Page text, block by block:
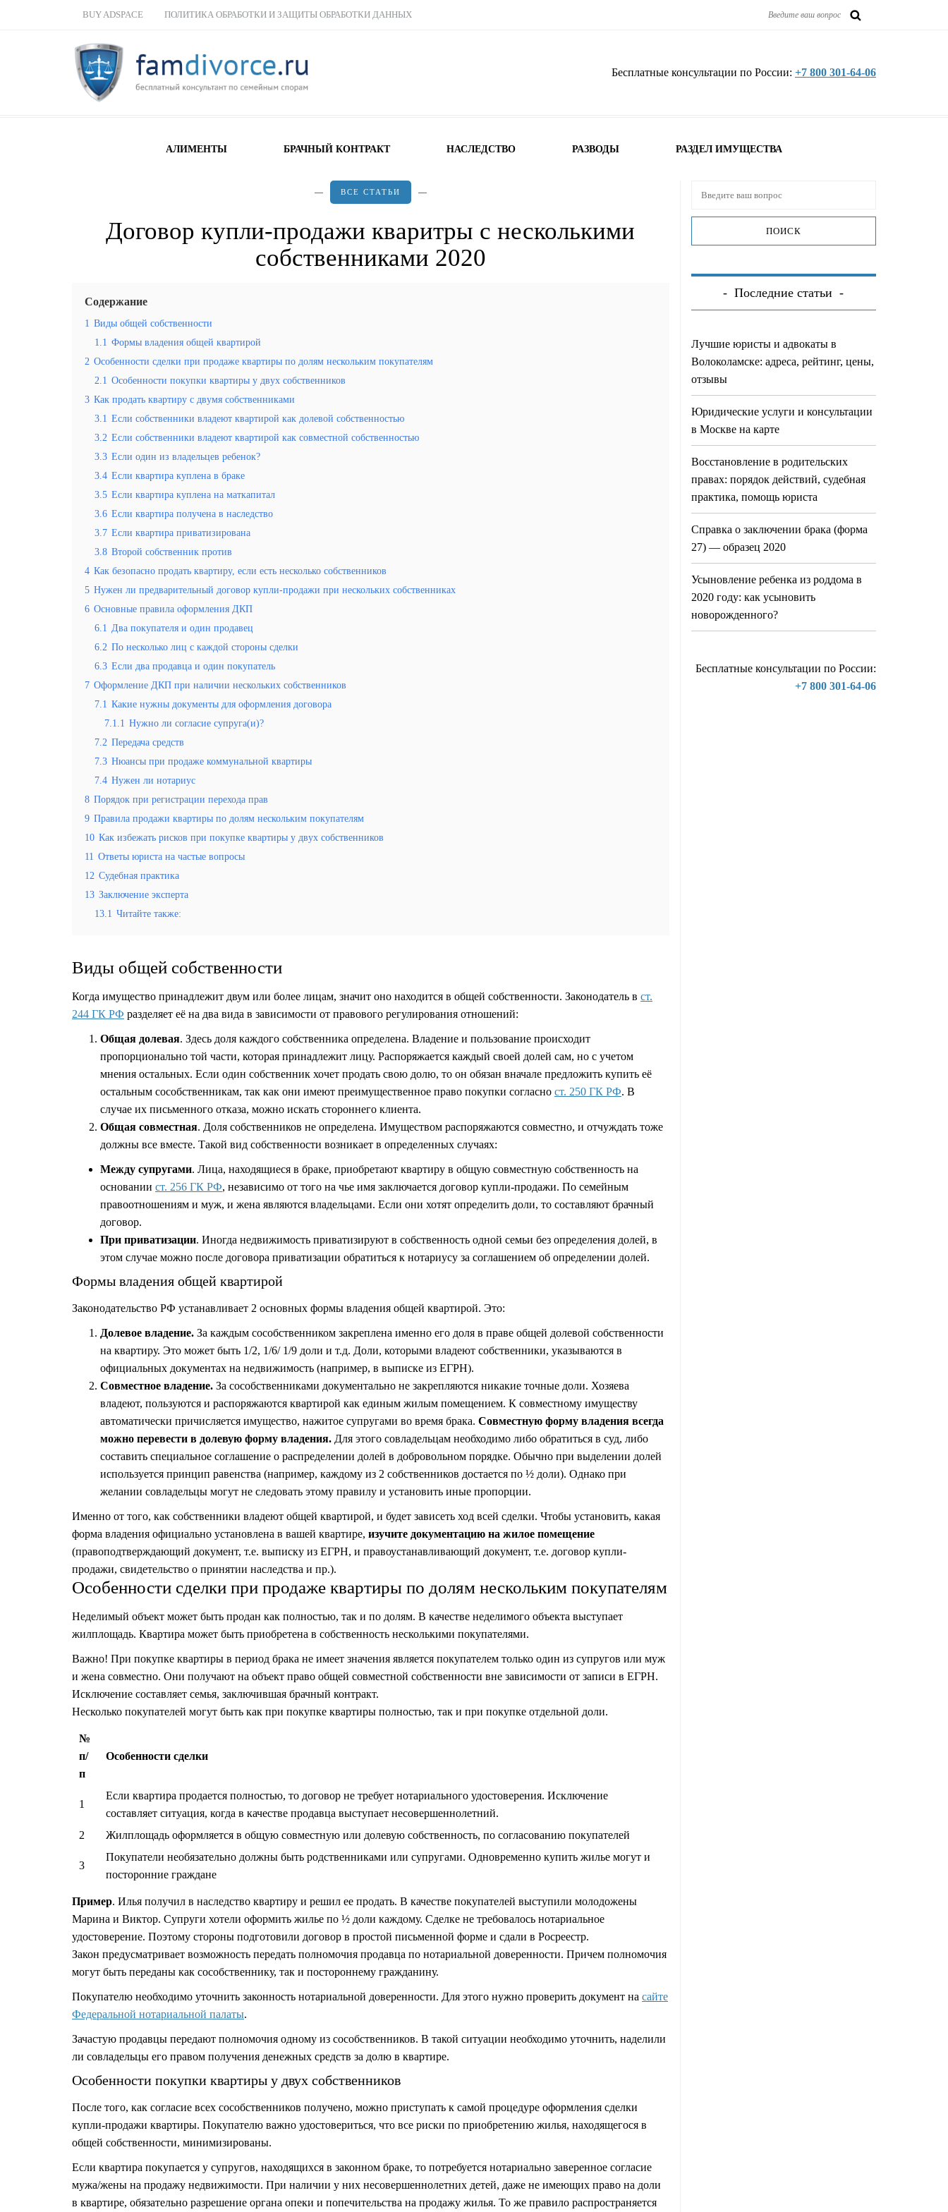
BUY ADSPACE ПОЛИТИКА ОБРАБОТКИ И ЗАЩИТЫ ОБРАБОТКИ ДАННЫХ
Бесплатные консультации по России: +7 800 301-64-06
АЛИМЕНТЫ БРАЧНЫЙ КОНТРАКТ НАСЛЕДСТВО РАЗВОДЫ РАЗДЕЛ ИМУЩЕСТВА
ВСЕ СТАТЬИ
Договор купли-продажи кваритры с несколькими
собственниками 2020
Содержание
1 Виды общей собственности
1.1 Формы владения общей квартирой
2 Особенности сделки при продаже квартиры по долям нескольким покупателям
2.1 Особенности покупки квартиры у двух собственников
3 Как продать квартиру с двумя собственниками
3.1 Если собственники владеют квартирой как долевой собственностью
3.2 Если собственники владеют квартирой как совместной собственностью
3.3 Если один из владельцев ребенок?
3.4 Если квартира куплена в браке
3.5 Если квартира куплена на маткапитал
3.6 Если квартира получена в наследство
3.7 Если квартира приватизирована
3.8 Второй собственник против
4 Как безопасно продать квартиру, если есть несколько собственников
5 Нужен ли предварительный договор купли-продажи при нескольких собственниках
6 Основные правила оформления ДКП
6.1 Два покупателя и один продавец
6.2 По несколько лиц с каждой стороны сделки
6.3 Если два продавца и один покупатель
7 Оформление ДКП при наличии нескольких собственников
7.1 Какие нужны документы для оформления договора
7.1.1 Нужно ли согласие супруга(и)?
7.2 Передача средств
7.3 Нюансы при продаже коммунальной квартиры
7.4 Нужен ли нотариус
8 Порядок при регистрации перехода прав
9 Правила продажи квартиры по долям нескольким покупателям
10 Как избежать рисков при покупке квартиры у двух собственников
11 Ответы юриста на частые вопросы
12 Судебная практика
13 Заключение эксперта
13.1 Читайте также:
Виды общей собственности
Когда имущество принадлежит двум или более лицам, значит оно находится в общей собственности. Законодатель в ст.
244 ГК РФ разделяет её на два вида в зависимости от правового регулирования отношений:
Общая долевая. Здесь доля каждого собственника определена. Владение и пользование происходит
пропорционально той части, которая принадлежит лицу. Распоряжается каждый своей долей сам, но с учетом
мнения остальных. Если один собственник хочет продать свою долю, то он обязан вначале предложить купить её
остальным сособственникам, так как они имеют преимущественное право покупки согласно ст. 250 ГК РФ. В
случае их письменного отказа, можно искать стороннего клиента.
Общая совместная. Доля собственников не определена. Имуществом распоряжаются совместно, и отчуждать тоже
должны все вместе. Такой вид собственности возникает в определенных случаях:
Между супругами. Лица, находящиеся в браке, приобретают квартиру в общую совместную собственность на
основании ст. 256 ГК РФ, независимо от того на чье имя заключается договор купли-продажи. По семейным
правоотношениям и муж, и жена являются владельцами. Если они хотят определить доли, то составляют брачный
договор.
При приватизации. Иногда недвижимость приватизируют в собственность одной семьи без определения долей, в
этом случае можно после договора приватизации обратиться к нотариусу за соглашением об определении долей.
Формы владения общей квартирой
Законодательство РФ устанавливает 2 основных формы владения общей квартирой. Это:
Долевое владение. За каждым сособственником закреплена именно его доля в праве общей долевой собственности
на квартиру. Это может быть 1/2, 1/6/ 1/9 доли и т.д. Доли, которыми владеют собственники, указываются в
официальных документах на недвижимость (например, в выписке из ЕГРН).
Совместное владение. За сособственниками документально не закрепляются никакие точные доли. Хозяева
владеют, пользуются и распоряжаются квартирой как единым жилым помещением. К совместному имуществу
автоматически причисляется имущество, нажитое супругами во время брака. Совместную форму владения всегда
можно перевести в долевую форму владения. Для этого совладельцам необходимо либо обратиться в суд, либо
составить специальное соглашение о распределении долей в добровольном порядке. Обычно при выделении долей
используется принцип равенства (например, каждому из 2 собственников достается по ½ доли). Однако при
желании совладельцы могут не следовать этому правилу и установить иные пропорции.
Именно от того, как собственники владеют общей квартирой, и будет зависеть ход всей сделки. Чтобы установить, какая
форма владения официально установлена в вашей квартире, изучите документацию на жилое помещение
(правоподтверждающий документ, т.е. выписку из ЕГРН, и правоустанавливающий документ, т.е. договор купли-
продажи, свидетельство о принятии наследства и пр.).
Особенности сделки при продаже квартиры по долям нескольким покупателям
Неделимый объект может быть продан как полностью, так и по долям. В качестве неделимого объекта выступает
жилплощадь. Квартира может быть приобретена в собственность несколькими покупателями.
Важно! При покупке квартиры в период брака не имеет значения является покупателем только один из супругов или муж
и жена совместно. Они получают на объект право общей совместной собственности вне зависимости от записи в ЕГРН.
Исключение составляет семья, заключившая брачный контракт.
Несколько покупателей могут быть как при покупке квартиры полностью, так и при покупке отдельной доли.
№
п/
п
Особенности сделки
1
Если квартира продается полностью, то договор не требует нотариального удостоверения. Исключение
составляет ситуация, когда в качестве продавца выступает несовершеннолетний.
2
Жилплощадь оформляется в общую совместную или долевую собственность, по согласованию покупателей
3
Покупатели необязательно должны быть родственниками или супругами. Одновременно купить жилье могут и
посторонние граждане
Пример. Илья получил в наследство квартиру и решил ее продать. В качестве покупателей выступили молодожены
Марина и Виктор. Супруги хотели оформить жилье по ½ доли каждому. Сделке не требовалось нотариальное
удостоверение. Поэтому стороны подготовили договор в простой письменной форме и сдали в Росреестр.
Закон предусматривает возможность передать полномочия продавца по нотариальной доверенности. Причем полномочия
могут быть переданы как сособственнику, так и постороннему гражданину.
Покупателю необходимо уточнить законность нотариальной доверенности. Для этого нужно проверить документ на сайте
Федеральной нотариальной палаты.
Зачастую продавцы передают полномочия одному из сособственников. В такой ситуации необходимо уточнить, наделили
ли совладельцы его правом получения денежных средств за долю в квартире.
Особенности покупки квартиры у двух собственников
После того, как согласие всех сособственников получено, можно приступать к самой процедуре оформления сделки
купли-продажи квартиры. Покупателю важно удостовериться, что все риски по приобретению жилья, находящегося в
общей собственности, минимизированы.
Если квартира покупается у супругов, находящихся в законном браке, то потребуется нотариально заверенное согласие
мужа/жены на продажу недвижимости. При наличии у них несовершеннолетних детей, даже не имеющих право на доли
в квартире, обязательно разрешение органа опеки и попечительства на продажу жилья. То же правило распространяется
Последние статьи
Лучшие юристы и адвокаты в
Волоколамске: адреса, рейтинг, цены,
отзывы
Юридические услуги и консультации
в Москве на карте
Восстановление в родительских
правах: порядок действий, судебная
практика, помощь юриста
Справка о заключении брака (форма
27) — образец 2020
Усыновление ребенка из роддома в
2020 году: как усыновить
новорожденного?
Бесплатные консультации по России:
+7 800 301-64-06